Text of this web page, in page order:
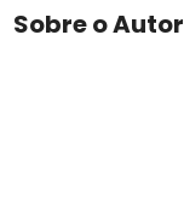
Sobre o Autor